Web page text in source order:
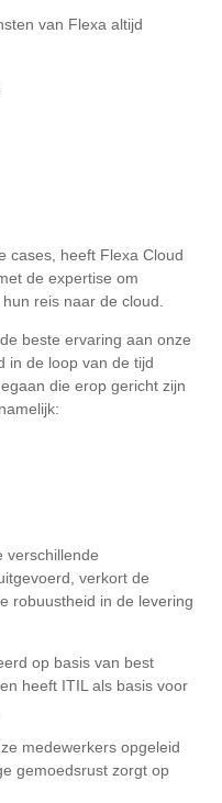
van Flexa altijd
cases, heeft Flexa Cloud
de expertise om
reis naar de cloud.
beste ervaring aan onze
in de loop van de tijd
die erop gericht zijn
verschillende
verkort de
robuustheid in de levering
op basis van best
heeft ITIL als basis voor
medewerkers opgeleid
gemoedsrust zorgt op